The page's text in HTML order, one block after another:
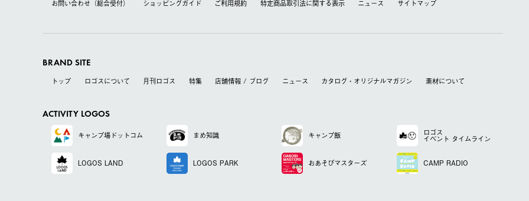
お問い合わせ（総合受付）
ショッピングガイド ご利用規約 特定商品取引法に関する表⽰ ニュース サイトマップ
BRAND SITE
トップ ロゴスについて 月刊ロゴス 特集 店舗情報 / ブログ ニュース カタログ・オリジナルマガジン 素材について
ACTIVITY LOGOS
キャンプ場ドットコム まめ知識 キャンプ飯 ロゴス
イベント タイムライン
LOGOS LAND LOGOS PARK おあそびマスターズ CAMP RADIO